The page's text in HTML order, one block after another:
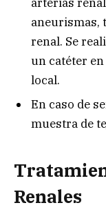
aneurismas,
renal. Se
un catéter
local.
En caso de
muestra de
Renales